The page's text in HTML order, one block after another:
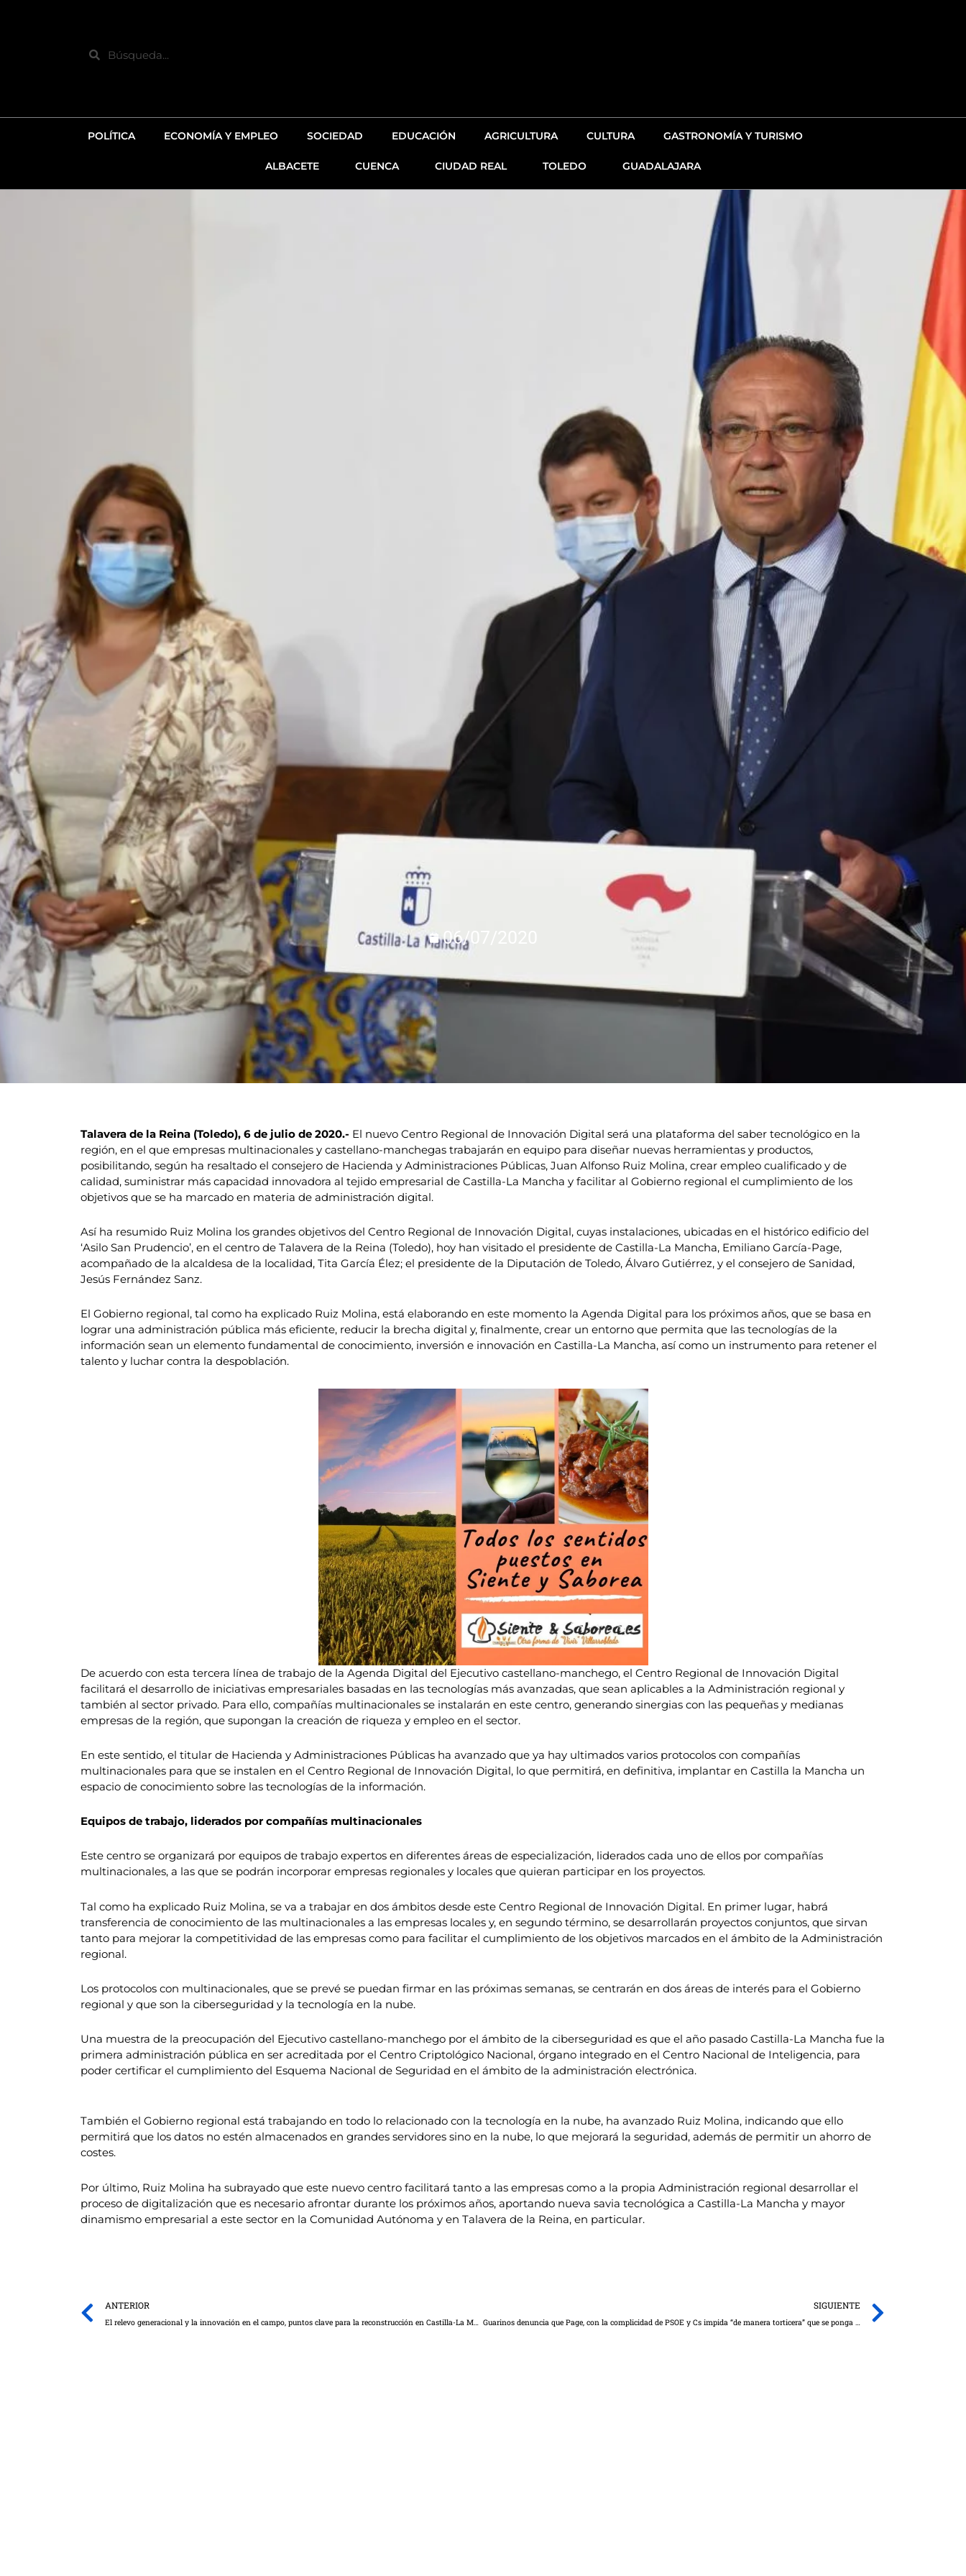
Search
POLÍTICA ECONOMÍA Y EMPLEO SOCIEDAD EDUCACIÓN AGRICULTURA CULTURA GASTRONOMÍA Y TURISMO
ALBACETE CUENCA CIUDAD REAL TOLEDO GUADALAJARA
06/07/2020
Talavera de la Reina (Toledo), 6 de julio de 2020.- El nuevo Centro Regional de Innovación Digital será una plataforma del saber tecnológico en la
región, en el que empresas multinacionales y castellano-manchegas trabajarán en equipo para diseñar nuevas herramientas y productos,
posibilitando, según ha resaltado el consejero de Hacienda y Administraciones Públicas, Juan Alfonso Ruiz Molina, crear empleo cualificado y de
calidad, suministrar más capacidad innovadora al tejido empresarial de Castilla-La Mancha y facilitar al Gobierno regional el cumplimiento de los
objetivos que se ha marcado en materia de administración digital.
Así ha resumido Ruiz Molina los grandes objetivos del Centro Regional de Innovación Digital, cuyas instalaciones, ubicadas en el histórico edificio del
‘Asilo San Prudencio’, en el centro de Talavera de la Reina (Toledo), hoy han visitado el presidente de Castilla-La Mancha, Emiliano García-Page,
acompañado de la alcaldesa de la localidad, Tita García Élez; el presidente de la Diputación de Toledo, Álvaro Gutiérrez, y el consejero de Sanidad,
Jesús Fernández Sanz.
El Gobierno regional, tal como ha explicado Ruiz Molina, está elaborando en este momento la Agenda Digital para los próximos años, que se basa en
lograr una administración pública más eficiente, reducir la brecha digital y, finalmente, crear un entorno que permita que las tecnologías de la
información sean un elemento fundamental de conocimiento, inversión e innovación en Castilla-La Mancha, así como un instrumento para retener el
talento y luchar contra la despoblación.
De acuerdo con esta tercera línea de trabajo de la Agenda Digital del Ejecutivo castellano-manchego, el Centro Regional de Innovación Digital
facilitará el desarrollo de iniciativas empresariales basadas en las tecnologías más avanzadas, que sean aplicables a la Administración regional y
también al sector privado. Para ello, compañías multinacionales se instalarán en este centro, generando sinergias con las pequeñas y medianas
empresas de la región, que supongan la creación de riqueza y empleo en el sector.
En este sentido, el titular de Hacienda y Administraciones Públicas ha avanzado que ya hay ultimados varios protocolos con compañías
multinacionales para que se instalen en el Centro Regional de Innovación Digital, lo que permitirá, en definitiva, implantar en Castilla la Mancha un
espacio de conocimiento sobre las tecnologías de la información.
Equipos de trabajo, liderados por compañías multinacionales
Este centro se organizará por equipos de trabajo expertos en diferentes áreas de especialización, liderados cada uno de ellos por compañías
multinacionales, a las que se podrán incorporar empresas regionales y locales que quieran participar en los proyectos.
Tal como ha explicado Ruiz Molina, se va a trabajar en dos ámbitos desde este Centro Regional de Innovación Digital. En primer lugar, habrá
transferencia de conocimiento de las multinacionales a las empresas locales y, en segundo término, se desarrollarán proyectos conjuntos, que sirvan
tanto para mejorar la competitividad de las empresas como para facilitar el cumplimiento de los objetivos marcados en el ámbito de la Administración
regional.
Los protocolos con multinacionales, que se prevé se puedan firmar en las próximas semanas, se centrarán en dos áreas de interés para el Gobierno
regional y que son la ciberseguridad y la tecnología en la nube.
Una muestra de la preocupación del Ejecutivo castellano-manchego por el ámbito de la ciberseguridad es que el año pasado Castilla-La Mancha fue la
primera administración pública en ser acreditada por el Centro Criptológico Nacional, órgano integrado en el Centro Nacional de Inteligencia, para
poder certificar el cumplimiento del Esquema Nacional de Seguridad en el ámbito de la administración electrónica.
También el Gobierno regional está trabajando en todo lo relacionado con la tecnología en la nube, ha avanzado Ruiz Molina, indicando que ello
permitirá que los datos no estén almacenados en grandes servidores sino en la nube, lo que mejorará la seguridad, además de permitir un ahorro de
costes.
Por último, Ruiz Molina ha subrayado que este nuevo centro facilitará tanto a las empresas como a la propia Administración regional desarrollar el
proceso de digitalización que es necesario afrontar durante los próximos años, aportando nueva savia tecnológica a Castilla-La Mancha y mayor
dinamismo empresarial a este sector en la Comunidad Autónoma y en Talavera de la Reina, en particular.
Prev
ANTERIOR
El relevo generacional y la innovación en el campo, puntos clave para la reconstrucción en Castilla-La Mancha, que contarán con una nueva línea de ayudas
SIGUIENTE
Guarinos denuncia que Page, con la complicidad de PSOE y Cs impida “de manera torticera” que se ponga en marcha la Comisión de Estudio sobre el COVID-19